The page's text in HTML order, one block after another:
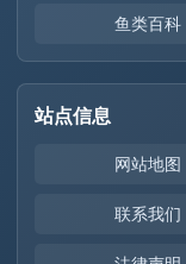
鱼类百科
站点信息
网站地图
联系我们